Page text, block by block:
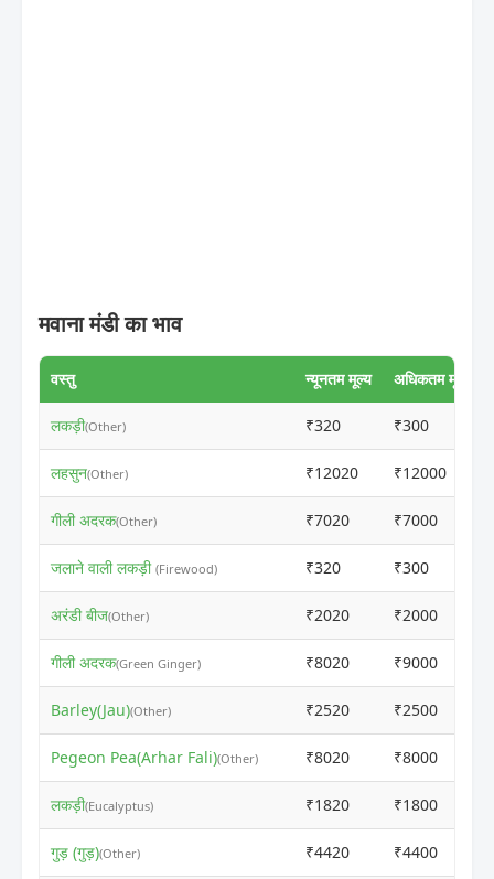
मवाना मंडी का भाव
वस्तु न्यूनतम मूल्य अधिकतम मूल्य
लकड़ी(Other) ₹320 ₹300
लहसुन(Other) ₹12020 ₹12000
गीली अदरक(Other) ₹7020 ₹7000
जलाने वाली लकड़ी (Firewood) ₹320 ₹300
अरंडी बीज(Other) ₹2020 ₹2000
गीली अदरक(Green Ginger) ₹8020 ₹9000
Barley(Jau)(Other) ₹2520 ₹2500
Pegeon Pea(Arhar Fali)(Other) ₹8020 ₹8000
लकड़ी(Eucalyptus) ₹1820 ₹1800
गुड़ (गुड़)(Other) ₹4420 ₹4400